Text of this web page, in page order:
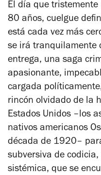
El día que
80 años, cuelgue
está cada vez más
se irá tranquilamente
entrega, una saga
apasionante,
cargada
rincón olvidado de la
Estados Unidos –los
nativos americanos
década de 1920–
subversiva de
sistémica, que se